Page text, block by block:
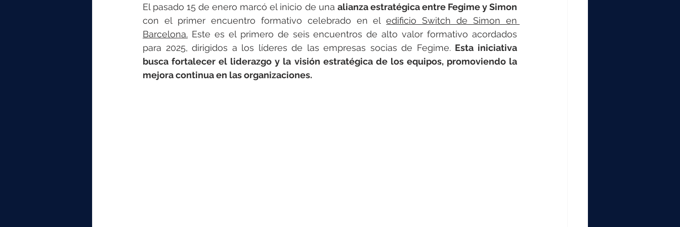
elektrotools-P040000
elektrotools-P045000 elektrotools-P052000
El pasado 15 de enero marcó el inicio de una alianza estratégica entre Fegime y Simon
con el primer encuentro formativo celebrado en el edificio Switch de Simon en
Barcelona. Este es el primero de seis encuentros de alto valor formativo acordados
para 2025, dirigidos a los líderes de las empresas socias de Fegime. Esta iniciativa
busca fortalecer el liderazgo y la visión estratégica de los equipos, promoviendo la
mejora continua en las organizaciones.